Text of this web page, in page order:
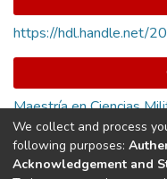
https://hdl.handle.net/
Maestría en Ciencias
Full item page
We collect and process
following purposes:
Acknowledgement and